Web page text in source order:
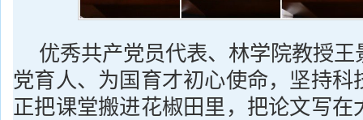
优秀共产党员代表、林学院教授
党育人、为国育才初心使命，坚持科
正把课堂搬进花椒田里，把论文写在